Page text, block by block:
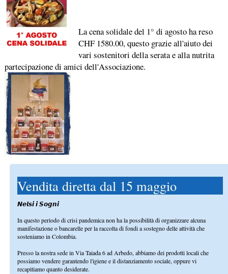
La cena solidale del 1° di agosto ha reso
CHF 1580.00, questo grazie all'aiuto dei
vari sostenitori della serata e alla nutrita
partecipazione di amici dell'Associazione.
Vendita diretta dal 15 maggio
𝙉𝙚𝙡𝙨𝙞 𝙞 𝙎𝙤𝙜𝙣𝙞
In questo periodo di crisi pandemica non ha la possibilità di organizzare alcuna
manifestazione o bancarelle per la raccolta di fondi a sostegno delle attività che
sosteniamo in Colombia.
Presso la nostra sede in Via Taiada 6 ad Arbedo, abbiamo dei prodotti locali che
possiamo vendere garantendo l'igiene e il distanziamento sociale, oppure vi
recapitiamo quanto desiderate.